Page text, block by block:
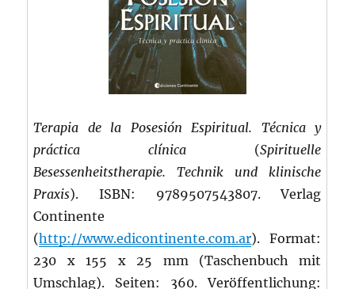
Terapia de la Posesión Espiritual. Técnica y
práctica clínica
(Spirituelle
Besessenheitstherapie. Technik und klinische
Praxis). ISBN: 9789507543807. Verlag
Continente
(http://www.edicontinente.com.ar). Format:
230 x 155 x 25 mm (Taschenbuch mit
Umschlag). Seiten: 360. Veröffentlichung: